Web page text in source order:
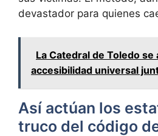
devastador para quienes
La Catedral de Toledo se
accesibilidad universal
Así actúan los
truco del código